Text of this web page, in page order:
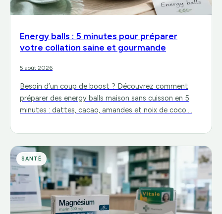
Energy balls : 5 minutes pour préparer
votre collation saine et gourmande
5 août 2026
Besoin d’un coup de boost ? Découvrez comment
préparer des energy balls maison sans cuisson en 5
minutes : dattes, cacao, amandes et noix de coco.…
SANTÉ